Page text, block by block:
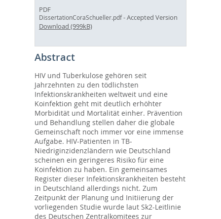
PDF
DissertationCoraSchueller.pdf- Accepted Version
Download (999kB)
Abstract
HIV und Tuberkulose gehören seit
Jahrzehnten zu den tödlichsten
Infektionskrankheiten weltweit und eine
Koinfektion geht mit deutlich erhöhter
Morbidität und Mortalität einher. Prävention
und Behandlung stellen daher die globale
Gemeinschaft noch immer vor eine immense
Aufgabe. HIV-Patienten in TB-
Niedriginzidenzländern wie Deutschland
scheinen ein geringeres Risiko für eine
Koinfektion zu haben. Ein gemeinsames
Register dieser Infektionskrankheiten besteht
in Deutschland allerdings nicht. Zum
Zeitpunkt der Planung und Initiierung der
vorliegenden Studie wurde laut Sk2-Leitlinie
des Deutschen Zentralkomitees zur